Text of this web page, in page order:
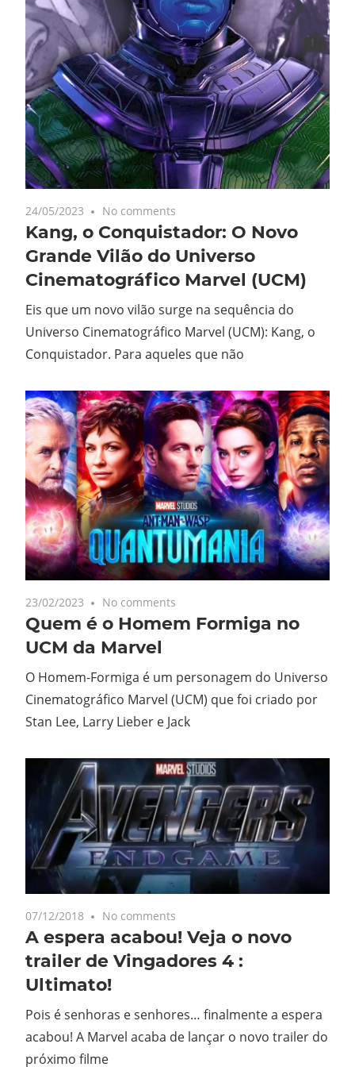
24/05/2023 No comments
Kang, o Conquistador: O Novo
Grande Vilão do Universo
Cinematográfico Marvel (UCM)
Eis que um novo vilão surge na sequência do
Universo Cinematográfico Marvel (UCM): Kang, o
Conquistador. Para aqueles que não
23/02/2023 No comments
Quem é o Homem Formiga no
UCM da Marvel
O Homem-Formiga é um personagem do Universo
Cinematográfico Marvel (UCM) que foi criado por
Stan Lee, Larry Lieber e Jack
07/12/2018 No comments
A espera acabou! Veja o novo
trailer de Vingadores 4 :
Ultimato!
Pois é senhoras e senhores… finalmente a espera
acabou! A Marvel acaba de lançar o novo trailer do
próximo filme